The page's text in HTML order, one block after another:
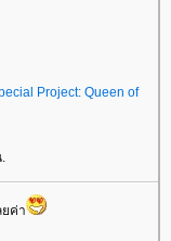
Project: Queen of
ค่า